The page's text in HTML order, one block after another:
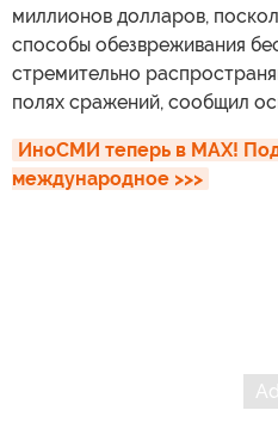
миллионов долларов,
способы обезвреживания
стремительно
полях сражений, сообщил
ИноСМИ теперь в MAX!
международное >>>